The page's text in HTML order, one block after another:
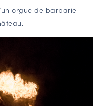
orgue de barbarie